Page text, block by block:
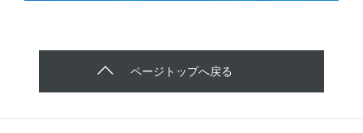
ページトップへ戻る